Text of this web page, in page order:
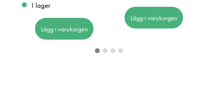
I lager
Lägg i varukorgen
Lägg i varukorgen